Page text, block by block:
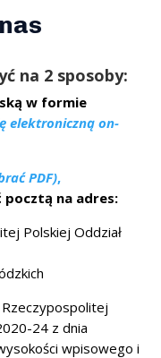
na 2 sposoby:
w formie
elektroniczną on-
PDF),
pocztą na adres:
Polskiej Oddział
24 z dnia
wpisowego i